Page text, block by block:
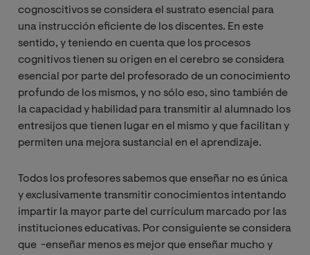
cognoscitivos se considera el sustrato esencial para
una instrucción eficiente de los discentes. En este
sentido, y teniendo en cuenta que los procesos
cognitivos tienen su origen en el cerebro se considera
esencial por parte del profesorado de un conocimiento
profundo de los mismos, y no sólo eso, sino también de
la capacidad y habilidad para transmitir al alumnado los
entresijos que tienen lugar en el mismo y que facilitan y
permiten una mejora sustancial en el aprendizaje.
Todos los profesores sabemos que enseñar no es única
y exclusivamente transmitir conocimientos intentando
impartir la mayor parte del currículum marcado por las
instituciones educativas. Por consiguiente se considera
que -enseñar menos es mejor que enseñar mucho y